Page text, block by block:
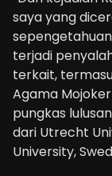
saya yang
terjadi
terkait,
Agama
pungkas
dari Utrecht
University,